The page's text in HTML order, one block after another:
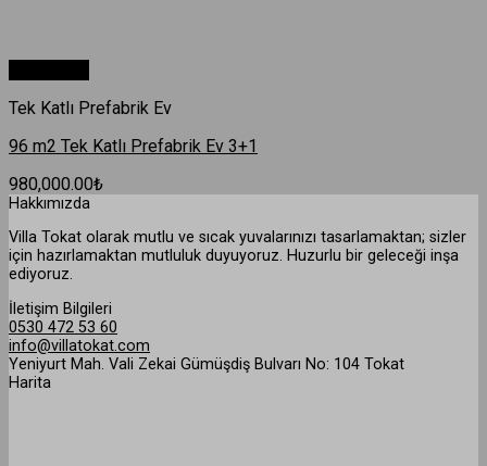
Tek Katlı Prefabrik Ev
96 m2 Tek Katlı Prefabrik Ev 3+1
980,000.00₺
Hakkımızda
Villa Tokat olarak mutlu ve sıcak yuvalarınızı tasarlamaktan; sizler
için hazırlamaktan mutluluk duyuyoruz. Huzurlu bir geleceği inşa
ediyoruz.
İletişim Bilgileri
0530 472 53 60
info@villatokat.com
Yeniyurt Mah. Vali Zekai Gümüşdiş Bulvarı No: 104 Tokat
Harita